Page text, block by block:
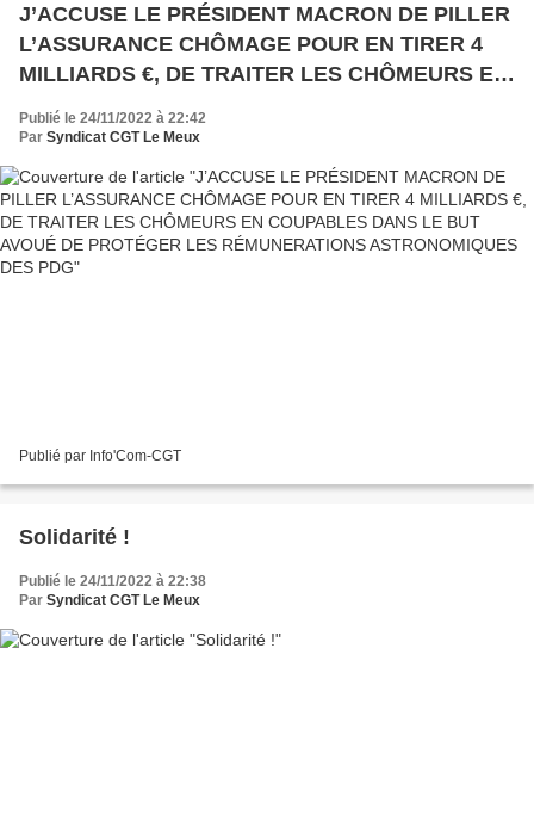
J’ACCUSE LE PRÉSIDENT MACRON DE PILLER
L’ASSURANCE CHÔMAGE POUR EN TIRER 4
MILLIARDS €, DE TRAITER LES CHÔMEURS EN
PROTÉGER LES RÉMUNERATIONS
Publié le 24/11/2022 à 22:42
Par Syndicat CGT Le Meux
Publié par Info'Com-CGT
Solidarité !
Publié le 24/11/2022 à 22:38
Par Syndicat CGT Le Meux